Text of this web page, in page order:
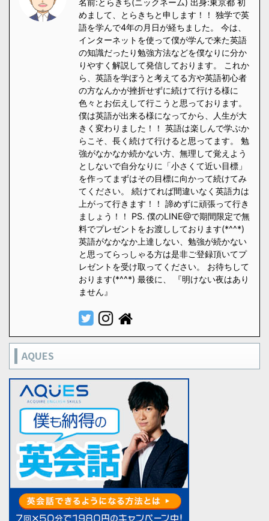
名前:とらきち(ニックネーム) 出身:東京都 初
めまして、とらきちと申します！！ 独学で英
語を学んで4年の月日が経ちました。 今は、
インターネットを使って僕が学んで来た英語
の知識だったり勉強方法などを僕なりに分か
りやすく解説して発信しております。 これか
ら、英語を学ぼうと考えてる方や英語初心者
の方なんかが挫折せずに続けて行ける様に
色々とお伝えして行こうと思っております。
僕は英語が出来る様になってから、人生が大
きく変わりました！！ 英語は楽しんで学ぶか
らこそ、長く続けて行けると思ってます。 勉
強がなかなか続かない方、無理して覚えよう
としないで自分なりに「小さくて近い目標」
を作ってまずはその目標に向かって続けてみ
てください。 続けてれば間違いなく英語力は
上がって行きます！！ 諦めずに頑張って行き
ましょう！！ PS. 僕のLINE@で期間限定で無
料でプレゼントをお渡ししております(*^^*)
英語がなかなか上達しない、勉強が続かない
と思ってらっしゃる方は是非ご登録頂いてプ
レゼントを受け取ってください。 お待ちして
おります(*^^*) 最後に、 『明けない夜はあり
ません』
AQUES